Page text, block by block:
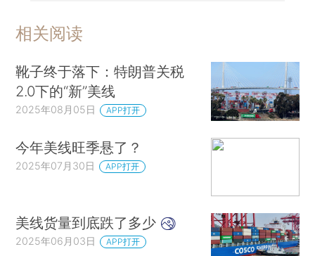
相关阅读
靴子终于落下：特朗普关税
2.0下的“新”美线
2025年08月05日 APP打开
今年美线旺季悬了？
2025年07月30日 APP打开
美线货量到底跌了多少
2025年06月03日 APP打开